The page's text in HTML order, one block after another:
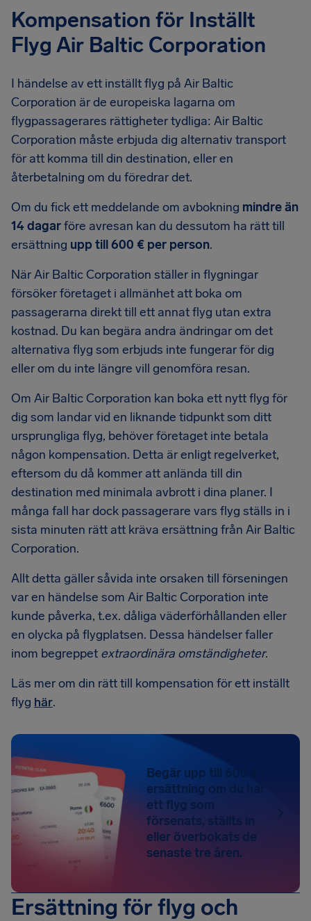
Kompensation för Inställt
Flyg Air Baltic Corporation
I händelse av ett inställt flyg på Air Baltic
Corporation är de europeiska lagarna om
flygpassagerares rättigheter tydliga: Air Baltic
Corporation måste erbjuda dig alternativ transport
för att komma till din destination, eller en
återbetalning om du föredrar det.
Om du fick ett meddelande om avbokning mindre än
14 dagarföre avresan kan du dessutom ha rätt till
ersättning upp till 600 € per person.
När Air Baltic Corporation ställer in flygningar
försöker företaget i allmänhet att boka om
passagerarna direkt till ett annat flyg utan extra
kostnad. Du kan begära andra ändringar om det
alternativa flyg som erbjuds inte fungerar för dig
eller om du inte längre vill genomföra resan.
Om Air Baltic Corporation kan boka ett nytt flyg för
dig som landar vid en liknande tidpunkt som ditt
ursprungliga flyg, behöver företaget inte betala
någon kompensation. Detta är enligt regelverket,
eftersom du då kommer att anlända till din
destination med minimala avbrott i dina planer. I
många fall har dock passagerare vars flyg ställs in i
sista minuten rätt att kräva ersättning från Air Baltic
Corporation.
Allt detta gäller såvida inte orsaken till förseningen
var en händelse som Air Baltic Corporation inte
kunde påverka, t.ex. dåliga väderförhållanden eller
en olycka på flygplatsen. Dessa händelser faller
inom begreppet extraordinära omständigheter.
Läs mer om din rätt till kompensation för ett inställt
flyg här.
Begär upp till 600 € i
ersättning om du har
ett flyg som
försenats, ställts in
eller överbokats de
senaste tre åren.
Ersättning för flyg och